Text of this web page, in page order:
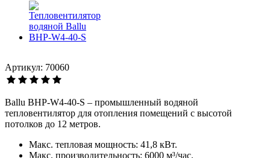
Артикул: 70060
Ballu BHP-W4-40-S – промышленный водяной
тепловентилятор для отопления помещений с высотой
потолков до 12 метров.
Макс. тепловая мощность: 41,8 кВт.
Макс. производительность: 6000 м³/час.